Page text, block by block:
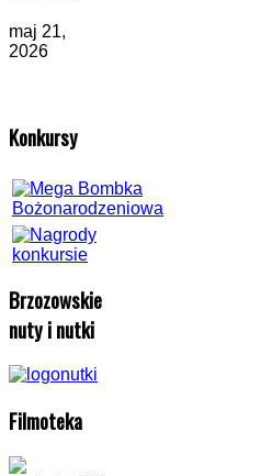
maj 21,
2026
Konkursy
Brzozowskie
nuty i nutki
Filmoteka